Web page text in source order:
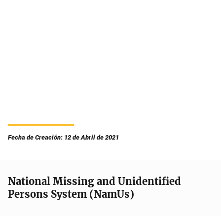
Fecha de Creación: 12 de Abril de 2021
National Missing and Unidentified
Persons System (NamUs)